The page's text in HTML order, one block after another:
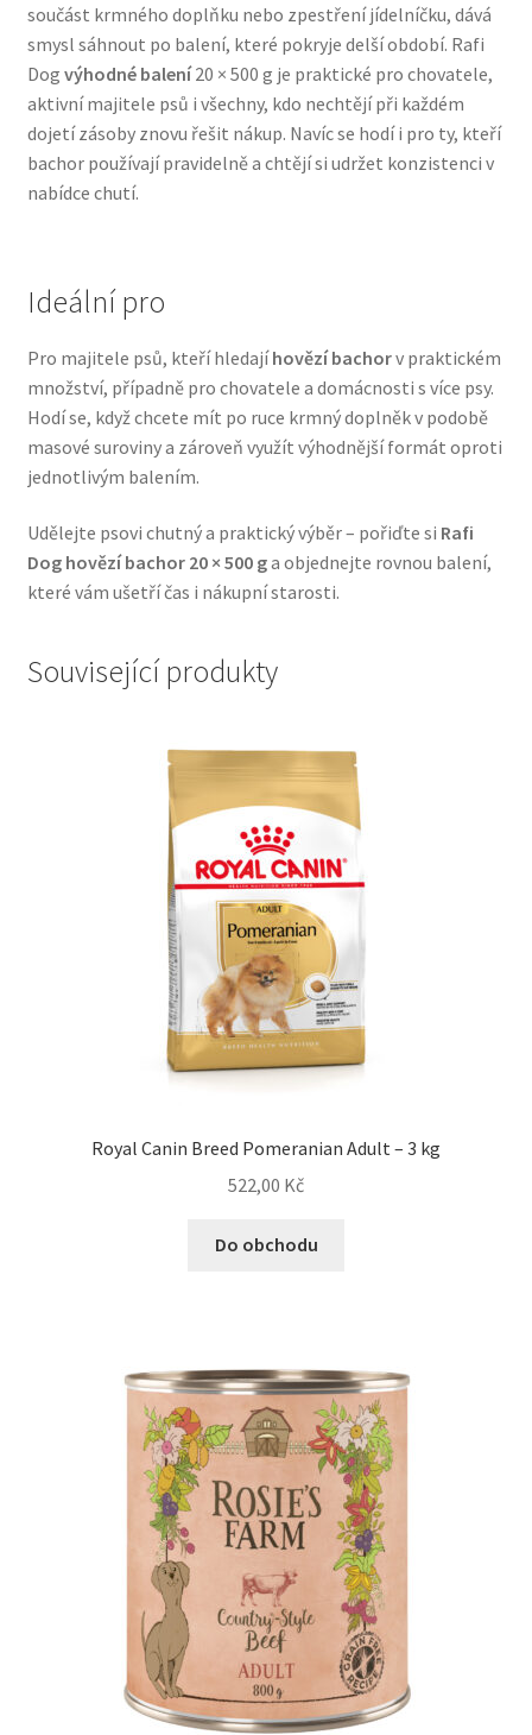
Purizon pro psy — Vysoký obsah masa, bez obilovin
Royal Canin pro psy
Veterinární dieta pro psy
Wolf of Wilderness
součást krmného doplňku nebo zpestření jídelníčku, dává
smysl sáhnout po balení, které pokryje delší období. Rafi
Dog výhodné balení20 × 500 g je praktické pro chovatele,
aktivní majitele psů i všechny, kdo nechtějí při každém
dojetí zásoby znovu řešit nákup. Navíc se hodí i pro ty, kteří
bachor používají pravidelně a chtějí si udržet konzistenci v
nabídce chutí.
Ideální pro
Pro majitele psů, kteří hledajíhovězí bachorv praktickém
množství, případně pro chovatele a domácnosti s více psy.
Hodí se, když chcete mít po ruce krmný doplněk v podobě
masové suroviny a zároveň využít výhodnější formát oproti
jednotlivým balením.
Udělejte psovi chutný a praktický výběr – pořiďte si Rafi
Dog hovězí bachor 20 × 500 ga objednejte rovnou balení,
které vám ušetří čas i nákupní starosti.
Související produkty
Royal Canin Breed Pomeranian Adult – 3 kg
522,00 Kč
Do obchodu